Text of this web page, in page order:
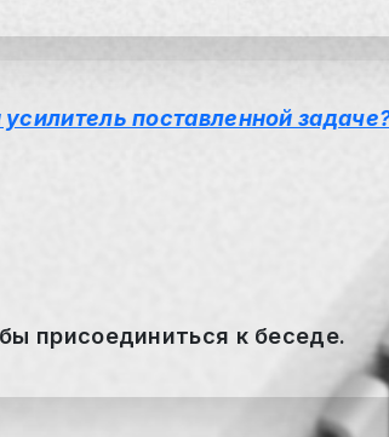
усилитель поставленной
присоединиться к беседе.